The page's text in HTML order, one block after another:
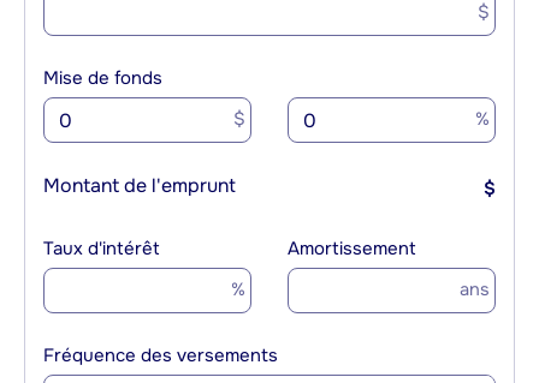
$
Mise de fonds
$ %
Montant de l'emprunt $
Taux d'intérêt
%
Amortissement
ans
Fréquence des versements